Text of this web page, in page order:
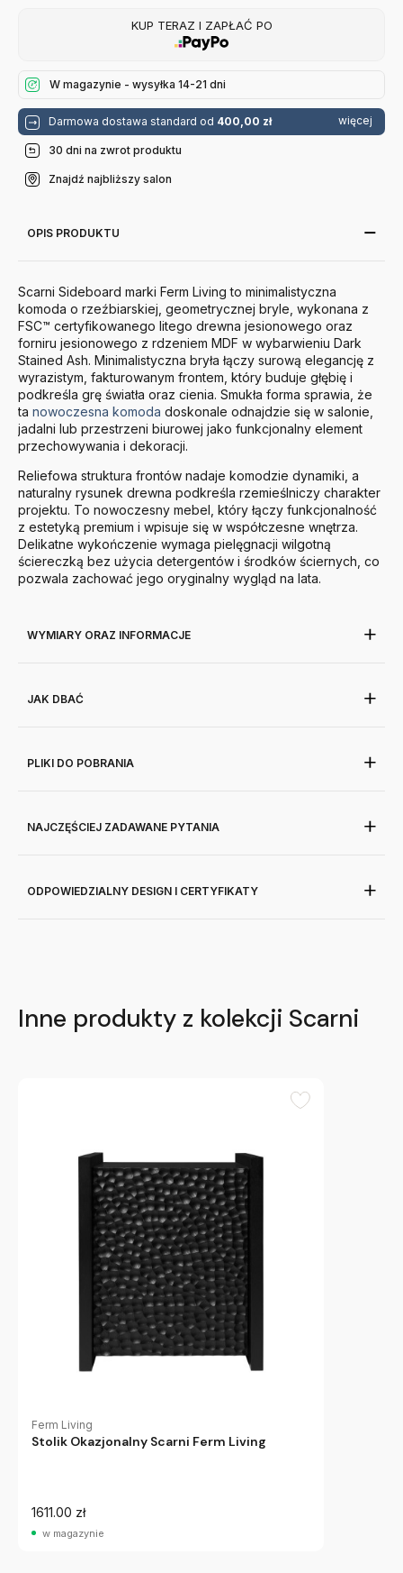
KUP TERAZ I ZAPŁAĆ PO
W magazynie - wysyłka 14-21 dni
Darmowa dostawa standard od 400,00 zł więcej
30 dni na zwrot produktu
Znajdź najbliższy salon
OPIS PRODUKTU
Scarni Sideboard marki Ferm Living to minimalistyczna
komoda o rzeźbiarskiej, geometrycznej bryle, wykonana z
FSC™ certyfikowanego litego drewna jesionowego oraz
forniru jesionowego z rdzeniem MDF w wybarwieniu Dark
Stained Ash. Minimalistyczna bryła łączy surową elegancję z
wyrazistym, fakturowanym frontem, który buduje głębię i
podkreśla grę światła oraz cienia. Smukła forma sprawia, że
ta nowoczesna komoda doskonale odnajdzie się w salonie,
jadalni lub przestrzeni biurowej jako funkcjonalny element
przechowywania i dekoracji.
Reliefowa struktura frontów nadaje komodzie dynamiki, a
naturalny rysunek drewna podkreśla rzemieślniczy charakter
projektu. To nowoczesny mebel, który łączy funkcjonalność
z estetyką premium i wpisuje się w współczesne wnętrza.
Delikatne wykończenie wymaga pielęgnacji wilgotną
ściereczką bez użycia detergentów i środków ściernych, co
pozwala zachować jego oryginalny wygląd na lata.
WYMIARY ORAZ INFORMACJE
JAK DBAĆ
PLIKI DO POBRANIA
NAJCZĘŚCIEJ ZADAWANE PYTANIA
ODPOWIEDZIALNY DESIGN I CERTYFIKATY
Inne produkty z kolekcji Scarni
Ferm Living
Stolik Okazjonalny Scarni Ferm Living
1611.00 zł
w magazynie